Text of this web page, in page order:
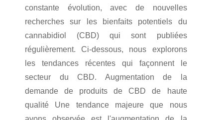
constante évolution, avec de nouvelles
recherches sur les bienfaits potentiels du
cannabidiol (CBD) qui sont publiées
régulièrement. Ci-dessous, nous explorons
les tendances récentes qui façonnent le
secteur du CBD. Augmentation de la
demande de produits de CBD de haute
qualité Une tendance majeure que nous